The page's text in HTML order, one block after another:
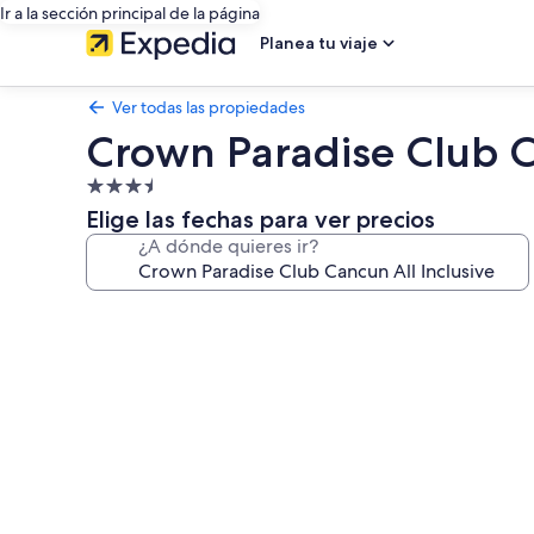
Ir a la sección principal de la página
Planea tu viaje
Ver todas las propiedades
Crown Paradise Club
Propiedad
de
3.5
estrellas
Elige las fechas para ver precios
¿A dónde quieres ir?